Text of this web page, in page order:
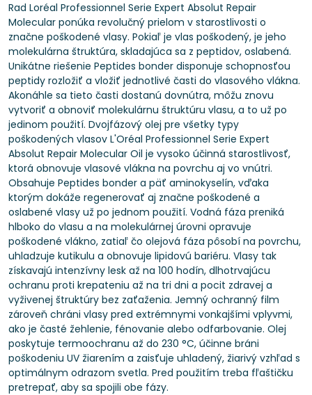
Rad Loréal Professionnel Serie Expert Absolut Repair
Molecular ponúka revolučný prielom v starostlivosti o
značne poškodené vlasy. Pokiaľ je vlas poškodený, je jeho
molekulárna štruktúra, skladajúca sa z peptidov, oslabená.
Unikátne riešenie Peptides bonder disponuje schopnosťou
peptidy rozložiť a vložiť jednotlivé časti do vlasového vlákna.
Akonáhle sa tieto časti dostanú dovnútra, môžu znovu
vytvoriť a obnoviť molekulárnu štruktúru vlasu, a to už po
jedinom použití. Dvojfázový olej pre všetky typy
poškodených vlasov L'Oréal Professionnel Serie Expert
Absolut Repair Molecular Oil je vysoko účinná starostlivosť,
ktorá obnovuje vlasové vlákna na povrchu aj vo vnútri.
Obsahuje Peptides bonder a päť aminokyselín, vďaka
ktorým dokáže regenerovať aj značne poškodené a
oslabené vlasy už po jednom použití. Vodná fáza preniká
hlboko do vlasu a na molekulárnej úrovni opravuje
poškodené vlákno, zatiaľ čo olejová fáza pôsobí na povrchu,
uhladzuje kutikulu a obnovuje lipidovú bariéru. Vlasy tak
získavajú intenzívny lesk až na 100 hodín, dlhotrvajúcu
ochranu proti krepateniu až na tri dni a pocit zdravej a
vyživenej štruktúry bez zaťaženia. Jemný ochranný film
zároveň chráni vlasy pred extrémnymi vonkajšími vplyvmi,
ako je časté žehlenie, fénovanie alebo odfarbovanie. Olej
poskytuje termoochranu až do 230 °C, účinne bráni
poškodeniu UV žiarením a zaisťuje uhladený, žiarivý vzhľad s
optimálnym odrazom svetla. Pred použitím treba fľaštičku
pretrepať, aby sa spojili obe fázy.